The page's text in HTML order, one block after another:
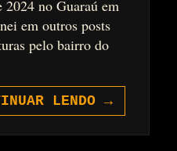
2024 no Guaraú em
em outros posts
pelo bairro do
LENDO →